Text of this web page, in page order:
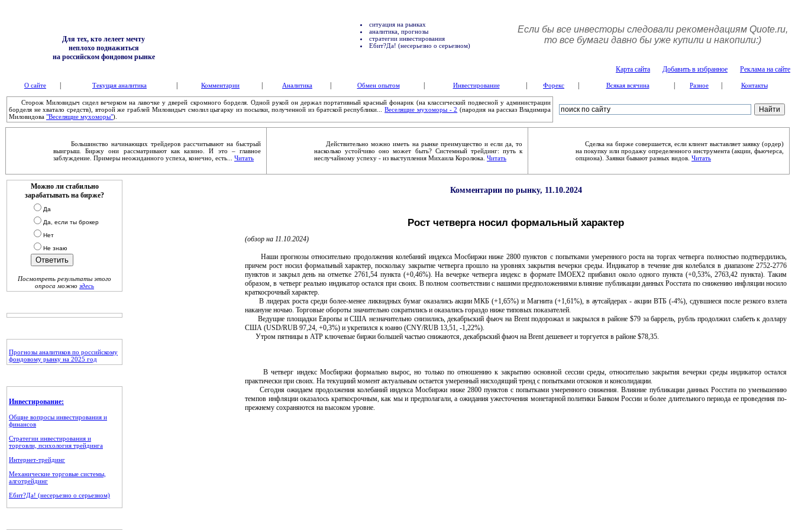
Для тех, кто лелеет мечту
неплохо поднажиться
на российском фондовом рынке
ситуация на рынках
аналитика, прогнозы
стратегии инвестирования
Ебит?Да! (несерьезно о серьезном)
Если бы все инвесторы следовали рекомендациям Quote.ru,
то все бумаги давно бы уже купили и накопили:)
Карта сайта Добавить в избранное Реклама на сайте
О сайте Текущая аналитика Комментарии Аналитика Обмен опытом Инвестирование Форекс Всякая всячина Разное Контакты
Сторож Миловидыч сидел вечерком на лавочке у дверей скромного борделя. Одной рукой он держал портативный красный фонарик (на классический подвесной у администрации
борделя не хватало средств), второй же граблей Миловидыч смолил цыгарку из посылки, полученной из братской республики...Веселящие мухоморы - 2 (пародия на рассказ Владимира
Миловидова "Веселящие мухоморы").
Большинство начинающих трейдеров рассчитывают на быстрый
выигрыш. Биржу они рассматривают как казино. И это – главное
заблуждение. Примеры неожиданного успеха, конечно, есть... Читать
Действительно можно иметь на рынке преимущество и если да, то
насколько устойчиво оно может быть? Системный трейдинг: путь к
неслучайному успеху - из выступления Михаила Королюка. Читать
Сделка на бирже совершается, если клиент выставляет заявку (ордер)
на покупку или продажу определенного инструмента (акции, фьючерса,
опциона). Заявки бывают разных видов. Читать
Можно ли стабильно
зарабатывать на бирже?
Да
Да, если ты брокер
Нет
Не знаю
Посмотреть результаты этого
опроса можно здесь
Прогнозы аналитиков по российскому
фондовому рынку на 2025 год
Инвестирование:
Общие вопросы инвестирования и
финансов
Стратегии инвестирования и
торговли, психология трейдинга
Интернет-трейдинг
Механические торговые системы,
алготрейдинг
Ебит?Да! (несерьезно о серьезном)
Комментарии по рынку, 11.10.2024
Рост четверга носил формальный характер
(обзор на 11.10.2024)
Наши прогнозы относительно продолжения колебаний индекса Мосбиржи ниже 2800 пунктов с попытками умеренного роста на торгах четверга полностью подтвердились,
причем рост носил формальный характер, поскольку закрытие четверга прошло на уровнях закрытия вечерки среды. Индикатор в течение дня колебался в диапазоне 2752-2776
пунктов и закрыл день на отметке 2761,54 пункта (+0,46%). На вечерке четверга индекс в формате IMOEX2 прибавил около одного пункта (+0,53%, 2763,42 пункта). Таким
образом, в четверг реально индикатор остался при своих. В полном соответствии с нашими предположениями влияние публикации данных Росстата по снижению инфляции носило
краткосрочный характер.
В лидерах роста среди более-менее ликвидных бумаг оказались акции МКБ (+1,65%) и Магнита (+1,61%), в аутсайдерах - акции ВТБ (-4%), сдувшиеся после резкого взлета
накануне ночью. Торговые обороты значительно сократились и оказались гораздо ниже типовых показателей.
Ведущие площадки Европы и США незначительно снизились, декабрьский фьюч на Brent подорожал и закрылся в районе $79 за баррель, рубль продолжил слабеть к доллару
США (USD/RUB 97,24, +0,3%) и укрепился к юаню (CNY/RUB 13,51, -1,22%).
Утром пятницы в АТР ключевые биржи большей частью снижаются, декабрьский фьюч на Brent дешевеет и торгуется в районе $78,35.
В четверг индекс Мосбиржи формально вырос, но только по отношению к закрытию основной сессии среды, относительно закрытия вечерки среды индикатор остался
практически при своих. На текущиий момент актуальным остается умеренный нисходящий тренд с попытками отскоков и консолидации.
Сегодня ожидаем продолжения колебаний индекса Мосбиржи ниже 2800 пунктов с попытками умеренного снижения. Влияние публикации данных Росстата по уменьшению
темпов инфляции оказалось краткосрочным, как мы и предполагали, а ожидания ужесточения монетарной политики Банком России и более длительного периода ее проведения по-
прежнему сохраняются на высоком уровне.